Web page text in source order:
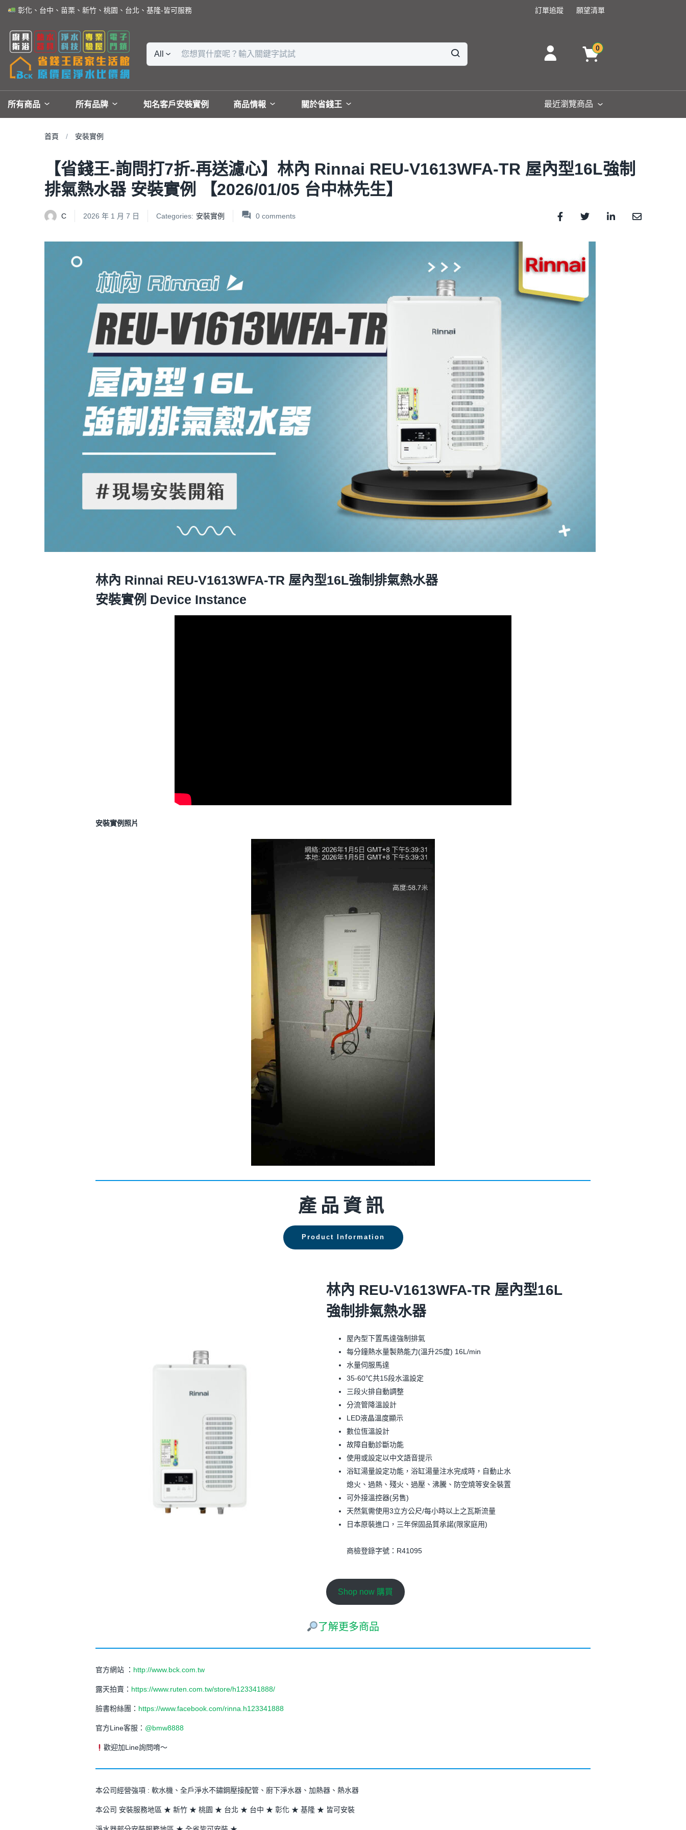
彰化、台中、苗栗、新竹、桃園、台北、基隆-皆可服務 訂單追蹤 願望清單
All
0
所有商品 所有品牌 知名客戶安裝實例 商品情報 關於省錢王 最近瀏覽商品
首頁 安裝實例
【省錢王-詢問打7折-再送濾心】林內 Rinnai REU-V1613WFA-TR 屋內型16L強制
排氣熱水器 安裝實例 【2026/01/05 台中林先生】
C 2026 年 1 月 7 日 Categories: 安裝實例 0 comments
林內 Rinnai REU-V1613WFA-TR 屋內型16L強制排氣熱水器
安裝實例 Device Instance
安裝實例照片
產品資訊
Product Information
林內 REU-V1613WFA-TR 屋內型16L
強制排氣熱水器
屋內型下置馬達強制排氣
每分鐘熱水量製熱能力(溫升25度) 16L/min
水量伺服馬達
35-60℃共15段水溫設定
三段火排自動調整
分流管降溫設計
LED液晶溫度顯示
數位恆溫設計
故障自動診斷功能
使用或設定以中文語音提示
浴缸湯量設定功能，浴缸湯量注水完成時，自動止水
熄火、過熱、殘火、過壓、沸騰、防空燒等安全裝置
可外接溫控器(另售)
天然氣需使用3立方公尺/每小時以上之瓦斯流量
日本原裝進口，三年保固品質承諾(限家庭用)
商檢登錄字號：R41095
Shop now 購買
了解更多商品
官方網站 ： http://www.bck.com.tw
露天拍賣： https://www.ruten.com.tw/store/h123341888/
臉書粉絲團： https://www.facebook.com/rinna.h123341888
官方Line客服： @bmw8888
歡迎加Line詢問唷～
本公司經營強項 : 軟水機、全戶淨水不鏽鋼壓接配管、廚下淨水器、加熱器、熱水器
本公司 安裝服務地區 ★ 新竹 ★ 桃園 ★ 台北 ★ 台中 ★ 彰化 ★ 基隆 ★ 皆可安裝